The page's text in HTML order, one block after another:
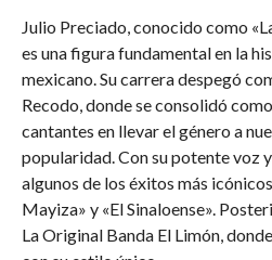
Julio Preciado, conocido como
es una figura fundamental en la
mexicano. Su carrera despegó
Recodo, donde se consolidó
cantantes en llevar el género a
popularidad. Con su potente voz
algunos de los éxitos más
Mayiza» y «El Sinaloense».
La Original Banda El Limón,